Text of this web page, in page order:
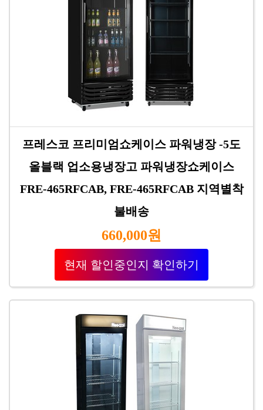
프레스코 프리미엄쇼케이스 파워냉장 -5도
올블랙 업소용냉장고 파워냉장쇼케이스
FRE-465RFCAB, FRE-465RFCAB 지역별착
불배송
660,000원
현재 할인중인지 확인하기